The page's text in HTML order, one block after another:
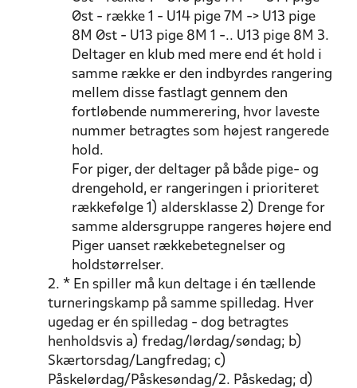
Øst - række 1 - U14 pige 7M -> U13 pige
8M Øst - U13 pige 8M 1 -.. U13 pige 8M 3.
Deltager en klub med mere end ét hold i
samme række er den indbyrdes rangering
mellem disse fastlagt gennem den
fortløbende nummerering, hvor laveste
nummer betragtes som højest rangerede
hold.
For piger, der deltager på både pige- og
drengehold, er rangeringen i prioriteret
rækkefølge 1) aldersklasse 2) Drenge for
samme aldersgruppe rangeres højere end
Piger uanset rækkebetegnelser og
holdstørrelser.
2. * En spiller må kun deltage i én tællende
turneringskamp på samme spilledag. Hver
ugedag er én spilledag - dog betragtes
henholdsvis a) fredag/lørdag/søndag; b)
Skærtorsdag/Langfredag; c)
Påskelørdag/Påskesøndag/2. Påskedag; d)